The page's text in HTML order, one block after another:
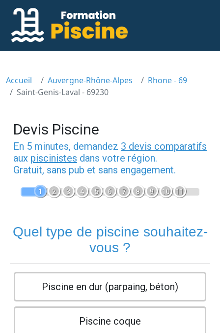
Accueil Auvergne-Rhône-Alpes
Rhone - 69
Saint-Genis-Laval - 69230
Devis Piscine
En 5 minutes, demandez 3 devis comparatifs
aux piscinistes dans votre région.
Gratuit, sans pub et sans engagement.
1 2 3 4 5 6 7 8 9 10 11
Quel type de piscine souhaitez-
vous ?
Piscine en dur (parpaing, béton)
Piscine coque